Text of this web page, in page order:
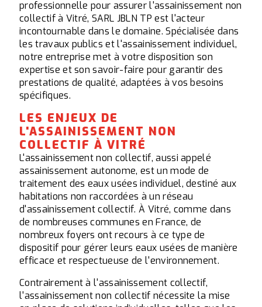
professionnelle pour assurer l'assainissement non
collectif à Vitré, SARL JBLN TP est l'acteur
incontournable dans le domaine. Spécialisée dans
les travaux publics et l'assainissement individuel,
notre entreprise met à votre disposition son
expertise et son savoir-faire pour garantir des
prestations de qualité, adaptées à vos besoins
spécifiques.
LES ENJEUX DE
L'ASSAINISSEMENT NON
COLLECTIF À VITRÉ
L'assainissement non collectif, aussi appelé
assainissement autonome, est un mode de
traitement des eaux usées individuel, destiné aux
habitations non raccordées à un réseau
d'assainissement collectif. À Vitré, comme dans
de nombreuses communes en France, de
nombreux foyers ont recours à ce type de
dispositif pour gérer leurs eaux usées de manière
efficace et respectueuse de l'environnement.
Contrairement à l'assainissement collectif,
l'assainissement non collectif nécessite la mise